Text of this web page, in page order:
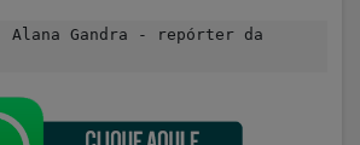
Alana Gandra - repórter da